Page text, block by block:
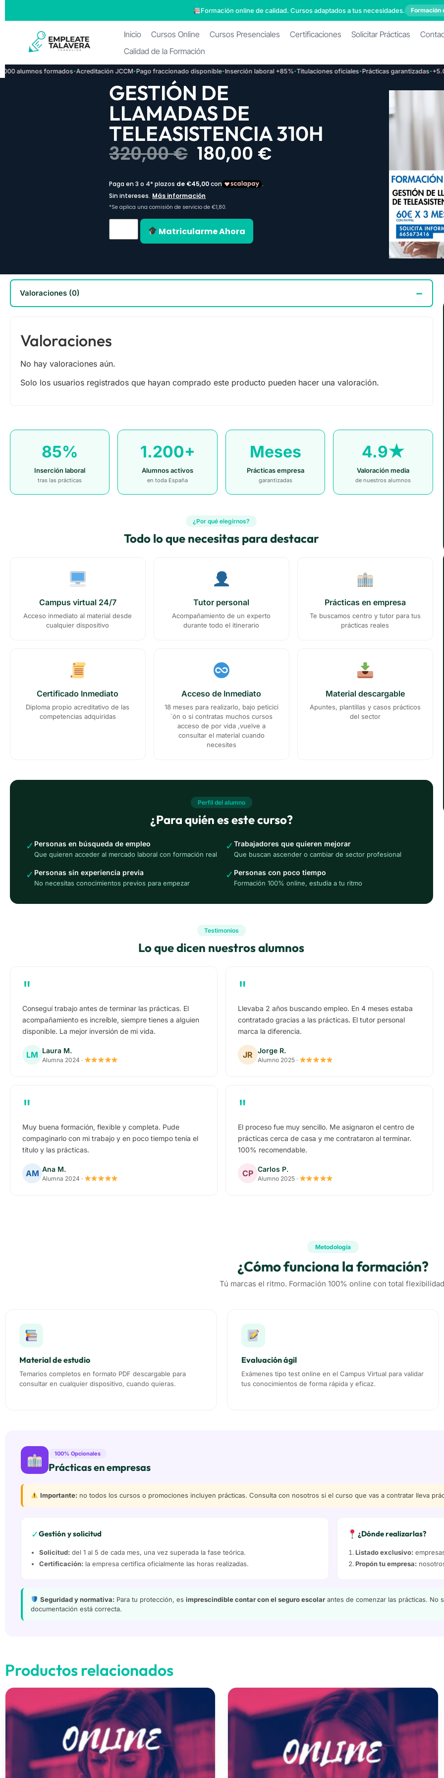
Formación online de calidad. Cursos adaptados a tus necesidades. Formación
Inicio Cursos Online Cursos Presenciales Certificaciones Solicitar Prácticas
Calidad de la Formación
alumnos formados·Acreditación JCCM·Pago fraccionado disponible·Inserción laboral +85%·Titulaciones oficiales·Prácticas garantizadas·+5.000
GESTIÓN DE
LLAMADAS DE
TELEASISTENCIA 310H
320,00€ 180,00 €
Matricularme Ahora
Valoraciones (0)
Valoraciones
No hay valoraciones aún.
Solo los usuarios registrados que hayan comprado este producto pueden hacer una valoración.
85%
Inserción laboral
tras las prácticas
1.200+
Alumnos activos
en toda España
Meses
Prácticas empresa
garantizadas
4.9★
Valoración media
de nuestros alumnos
¿Por qué elegirnos?
Todo lo que necesitas para destacar
Campus virtual 24/7
Acceso inmediato al material desde
cualquier dispositivo
Tutor personal
Acompañamiento de un experto
durante todo el itinerario
Prácticas en empresa
Te buscamos centro y tutor para tus
prácticas reales
Certificado Inmediato
Diploma propio acreditativo de las
competencias adquiridas
Acceso de Inmediato
18 meses para realizarlo, bajo peticici
´ón o si contratas muchos cursos
acceso de por vida ,vuelve a
consultar el material cuando
necesites
Material descargable
Apuntes, plantillas y casos prácticos
del sector
Perfil del alumno
¿Para quién es este curso?
✓ Personas en búsqueda de empleo
Que quieren acceder al mercado laboral con formación real
✓ Trabajadores que quieren mejorar
Que buscan ascender o cambiar de sector profesional
✓ Personas sin experiencia previa
No necesitas conocimientos previos para empezar
✓ Personas con poco tiempo
Formación 100% online, estudia a tu ritmo
Testimonios
Lo que dicen nuestros alumnos
"
Conseguí trabajo antes de terminar las prácticas. El
acompañamiento es increíble, siempre tienes a alguien
disponible. La mejor inversión de mi vida.
LM Laura M.
Alumna 2024 ·
"
Llevaba 2 años buscando empleo. En 4 meses estaba
contratado gracias a las prácticas. El tutor personal
marca la diferencia.
JR Jorge R.
Alumno 2025 ·
"
Muy buena formación, flexible y completa. Pude
compaginarlo con mi trabajo y en poco tiempo tenía el
título y las prácticas.
AM Ana M.
Alumna 2024 ·
"
El proceso fue muy sencillo. Me asignaron el centro de
prácticas cerca de casa y me contrataron al terminar.
100% recomendable.
CP Carlos P.
Alumno 2025 ·
Metodología
¿Cómo funciona la formación?
Tú marcas el ritmo. Formación 100% online con total
Material de estudio
Temarios completos en formato PDF descargable para
consultar en cualquier dispositivo, cuando quieras.
Evaluación ágil
Exámenes tipo test online en el Campus Virtual para validar
tus conocimientos de forma rápida y eficaz.
100% Opcionales
Prácticas en empresas
Importante:no todos los cursos o promociones incluyen prácticas. Consulta con nosotros si el curso que vas a contratar lleva
✓Gestión y solicitud
Solicitud: del 1 al 5 de cada mes, una vez superada la fase teórica.
Certificación: la empresa certifica oficialmente las horas realizadas.
¿Dónde realizarlas?
Listado exclusivo:
Propón tu empresa:
Seguridad y normativa:Para tu protección, es imprescindible contar con el seguro escolarantes de comenzar las prácticas. No
documentación está correcta.
Productos relacionados